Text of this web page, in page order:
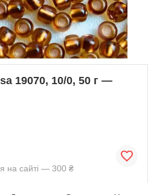
19070, 10/0, 50 г —
на сайті — 300 ₴